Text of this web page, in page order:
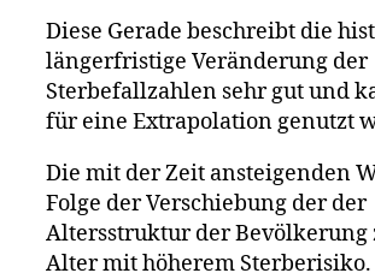
Diese Gerade beschreibt die
längerfristige Veränderung der
Sterbefallzahlen sehr gut und
für eine Extrapolation genutzt
Die mit der Zeit ansteigenden
Folge der Verschiebung der der
Altersstruktur der Bevölkerung
Alter mit höherem Sterberisiko.